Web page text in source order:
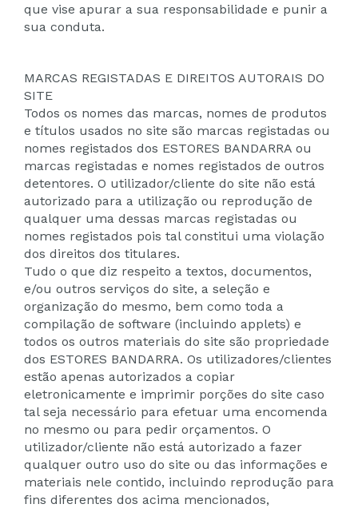
que vise apurar a sua responsabilidade e punir a
sua conduta.
MARCAS REGISTADAS E DIREITOS AUTORAIS DO
SITE
Todos os nomes das marcas, nomes de produtos
e títulos usados no site são marcas registadas ou
nomes registados dos ESTORES BANDARRA ou
marcas registadas e nomes registados de outros
detentores. O utilizador/cliente do site não está
autorizado para a utilização ou reprodução de
qualquer uma dessas marcas registadas ou
nomes registados pois tal constitui uma violação
dos direitos dos titulares.
Tudo o que diz respeito a textos, documentos,
e/ou outros serviços do site, a seleção e
organização do mesmo, bem como toda a
compilação de software (incluindo applets) e
todos os outros materiais do site são propriedade
dos ESTORES BANDARRA. Os utilizadores/clientes
estão apenas autorizados a copiar
eletronicamente e imprimir porções do site caso
tal seja necessário para efetuar uma encomenda
no mesmo ou para pedir orçamentos. O
utilizador/cliente não está autorizado a fazer
qualquer outro uso do site ou das informações e
materiais nele contido, incluindo reprodução para
fins diferentes dos acima mencionados,